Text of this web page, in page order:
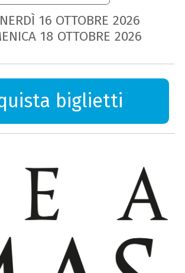
16 OTTOBRE 2026
18 OTTOBRE 2026
biglietti